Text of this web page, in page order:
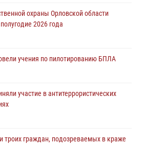
действий
охраны Орловской области
2026 года
учения по пилотированию БПЛА
участие в антитеррористических
троих граждан, подозреваемых в краже